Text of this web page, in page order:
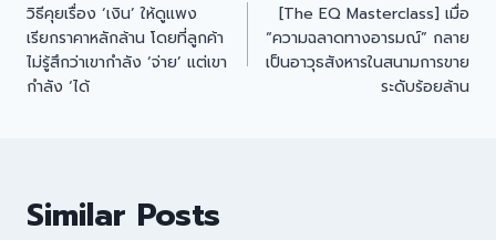
วิธีคุยเรื่อง ‘เงิน’ ให้ดูแพง
เรียกราคาหลักล้าน โดยที่ลูกค้า
ไม่รู้สึกว่าเขากำลัง ‘จ่าย’ แต่เขา
กำลัง ‘ได้
[The EQ Masterclass] เมื่อ
“ความฉลาดทางอารมณ์” กลาย
เป็นอาวุธสังหารในสนามการขาย
ระดับร้อยล้าน
Similar Posts